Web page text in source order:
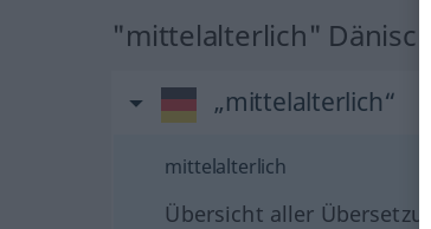
"mittelalterlich"
„mittelalterlich“
mittelalterlich
Übersicht aller